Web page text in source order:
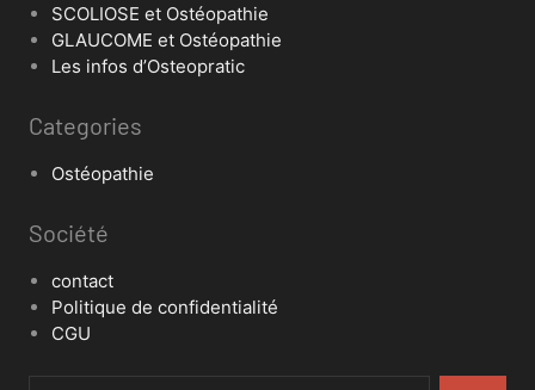
SCOLIOSE et Ostéopathie
GLAUCOME et Ostéopathie
Les infos d’Osteopratic
Categories
Ostéopathie
Société
contact
Politique de confidentialité
CGU